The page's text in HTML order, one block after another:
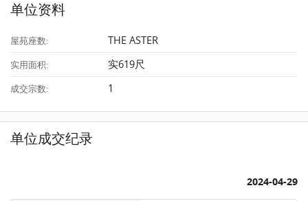
单位资料
屋苑座数: THE ASTER
实用面积: 实619尺
成交宗数: 1
单位成交纪录
2024-04-29